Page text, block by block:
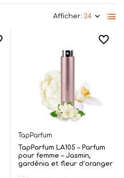
Afficher:
TapParfum
TapParfum LA105 – Parfum
pour femme – Jasmin,
gardénia et fleur d’oranger